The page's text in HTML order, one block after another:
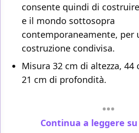
consente quindi di
e il mondo sottosopra
contemporaneamente, per
costruzione condivisa.
Misura 32 cm di altezza, 44
21 cm di profondità.
Continua a leggere su